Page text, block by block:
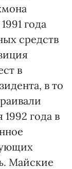
года
средств
в
в то
года в
Майские